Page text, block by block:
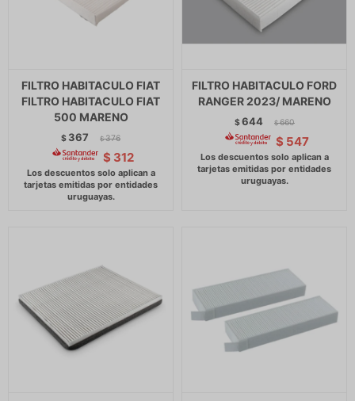
FILTRO HABITACULO FIAT
FILTRO HABITACULO FIAT
500 MARENO
$ 367 $ 376
$ 312
FILTRO HABITACULO FORD
RANGER 2023/ MARENO
$644 $ 660
$ 547